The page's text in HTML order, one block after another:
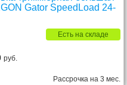
Gator SpeedLoad 24-
Есть на складе
руб.
Рассрочка на 3 мес.